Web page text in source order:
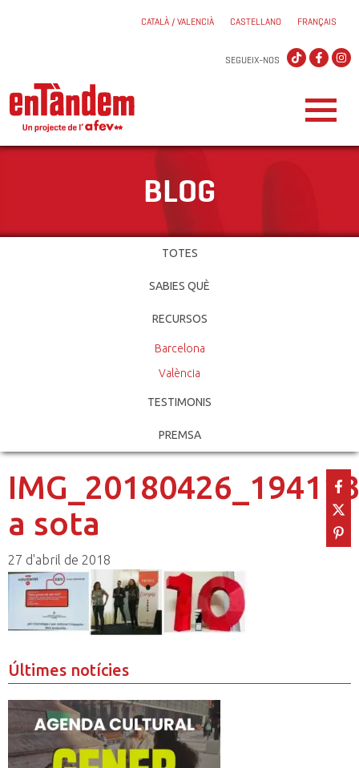
CATALÀ / VALENCIÀ CASTELLANO FRANÇAIS
SEGUEIX-NOS
BLOG
TOTES
SABIES QUÈ
RECURSOS
Barcelona
València
TESTIMONIS
PREMSA
a sota
27 d'abril de 2018
Últimes notícies